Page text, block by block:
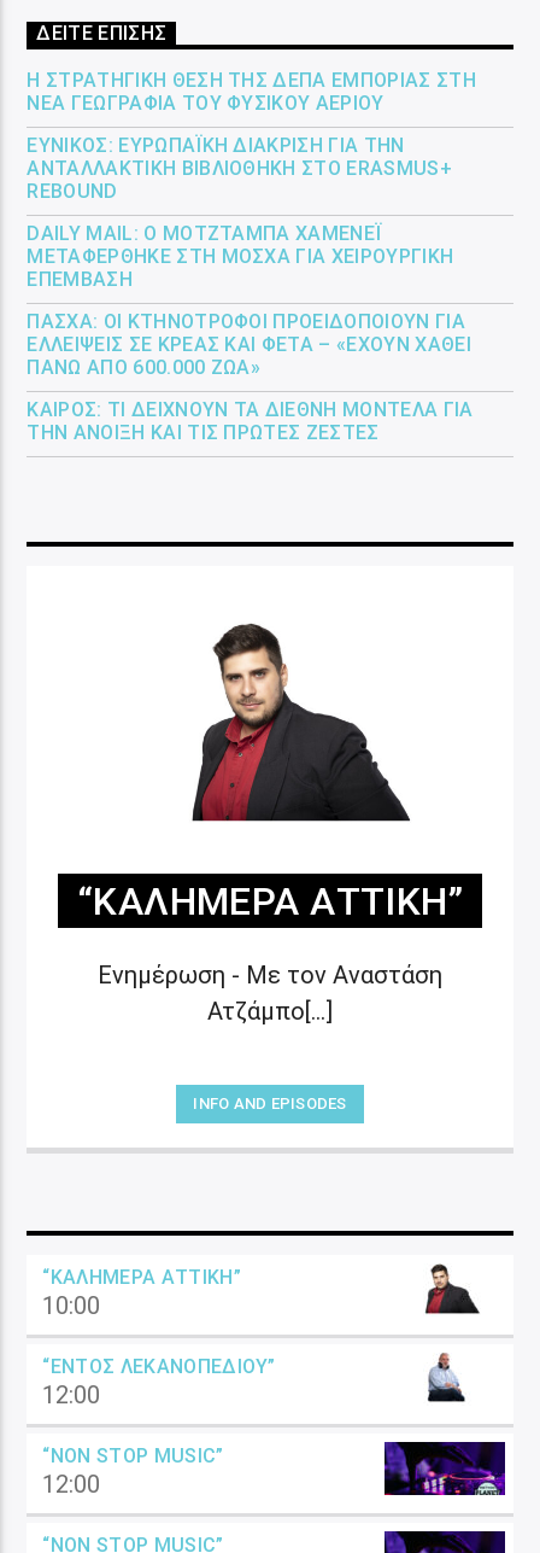
ΔΕΙΤΕ ΕΠΙΣΗΣ
Η ΣΤΡΑΤΗΓΙΚΉ ΘΈΣΗ ΤΗΣ ΔΕΠΑ ΕΜΠΟΡΊΑΣ ΣΤΗ
ΝΈΑ ΓΕΩΓΡΑΦΊΑ ΤΟΥ ΦΥΣΙΚΟΎ ΑΕΡΊΟΥ
ΕΎΝΙΚΟΣ: ΕΥΡΩΠΑΪΚΉ ΔΙΆΚΡΙΣΗ ΓΙΑ ΤΗΝ
ΑΝΤΑΛΛΑΚΤΙΚΉ ΒΙΒΛΙΟΘΉΚΗ ΣΤΟ ERASMUS+
REBOUND
DAILY MAIL: Ο ΜΟΤΖΤΆΜΠΑ ΧΑΜΕΝΕΪ́
ΜΕΤΑΦΈΡΘΗΚΕ ΣΤΗ ΜΌΣΧΑ ΓΙΑ ΧΕΙΡΟΥΡΓΙΚΉ
ΕΠΈΜΒΑΣΗ
ΠΆΣΧΑ: ΟΙ ΚΤΗΝΟΤΡΌΦΟΙ ΠΡΟΕΙΔΟΠΟΙΟΎΝ ΓΙΑ
ΕΛΛΕΊΨΕΙΣ ΣΕ ΚΡΈΑΣ ΚΑΙ ΦΈΤΑ – «ΈΧΟΥΝ ΧΑΘΕΊ
ΠΆΝΩ ΑΠΌ 600.000 ΖΏΑ»
ΚΑΙΡΌΣ: ΤΙ ΔΕΊΧΝΟΥΝ ΤΑ ΔΙΕΘΝΉ ΜΟΝΤΈΛΑ ΓΙΑ
ΤΗΝ ΆΝΟΙΞΗ ΚΑΙ ΤΙΣ ΠΡΏΤΕΣ ΖΈΣΤΕΣ
“ΚΑΛΗΜΈΡΑ ΑΤΤΙΚΉ”
Ενημέρωση - Με τον Αναστάση
Ατζάμπο[...]
INFO AND EPISODES
“ΚΑΛΗΜΈΡΑ ΑΤΤΙΚΉ”
10:00
“ΕΝΤΌΣ ΛΕΚΑΝΟΠΕΔΊΟΥ”
12:00
“NON STOP MUSIC”
12:00
“NON STOP MUSIC”